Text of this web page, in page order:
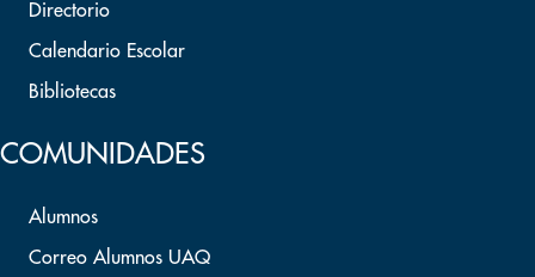
Directorio
Calendario Escolar
Bibliotecas
COMUNIDADES
Alumnos
Correo Alumnos UAQ